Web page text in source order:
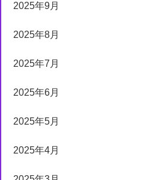
2025年9月
2025年8月
2025年7月
2025年6月
2025年5月
2025年4月